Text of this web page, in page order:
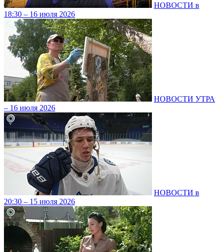
НОВОСТИ в
18:30 – 16 июля 2026
НОВОСТИ УТРА
– 16 июля 2026
НОВОСТИ в
20:30 – 15 июля 2026